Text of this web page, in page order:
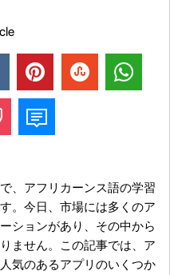
、アフリカーンス語の学習
。今日、市場には多くのア
ションがあり、その中から
ません。この記事では、ア
気のあるアプリのいくつか